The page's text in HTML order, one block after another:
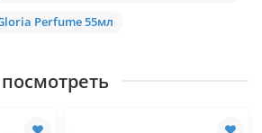
Perfume 55мл